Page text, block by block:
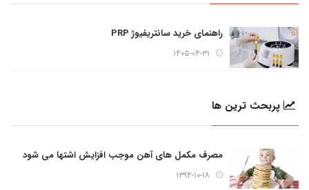
راهنمای خرید سانتریفیوژ PRP
۱۴۰۵-۰۴-۳۱
پربحث ترین ها
مصرف مکمل های آهن موجب افزایش اشتها می شود
۱۳۹۴-۱۰-۱۸